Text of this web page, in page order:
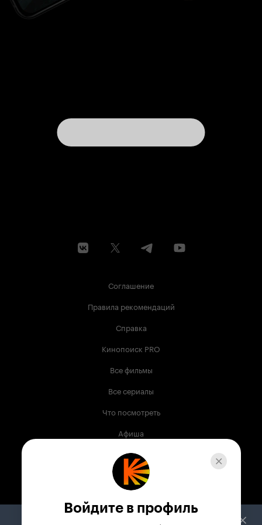
Соглашение
Правила рекомендаций
Справка
Кинопоиск PRO
Все фильмы
Все сериалы
Что посмотреть
Афиша
Музыка
Телепрограмма
Служба поддержки
Войдите в профиль